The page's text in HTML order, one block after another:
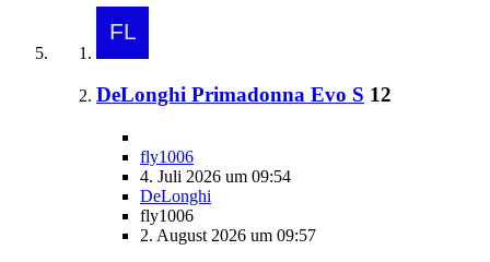
DeLonghi Primadonna Evo S 12
fly1006
4. Juli 2026 um 09:54
DeLonghi
fly1006
2. August 2026 um 09:57